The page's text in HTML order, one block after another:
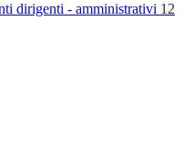
dirigenti - amministrativi 12